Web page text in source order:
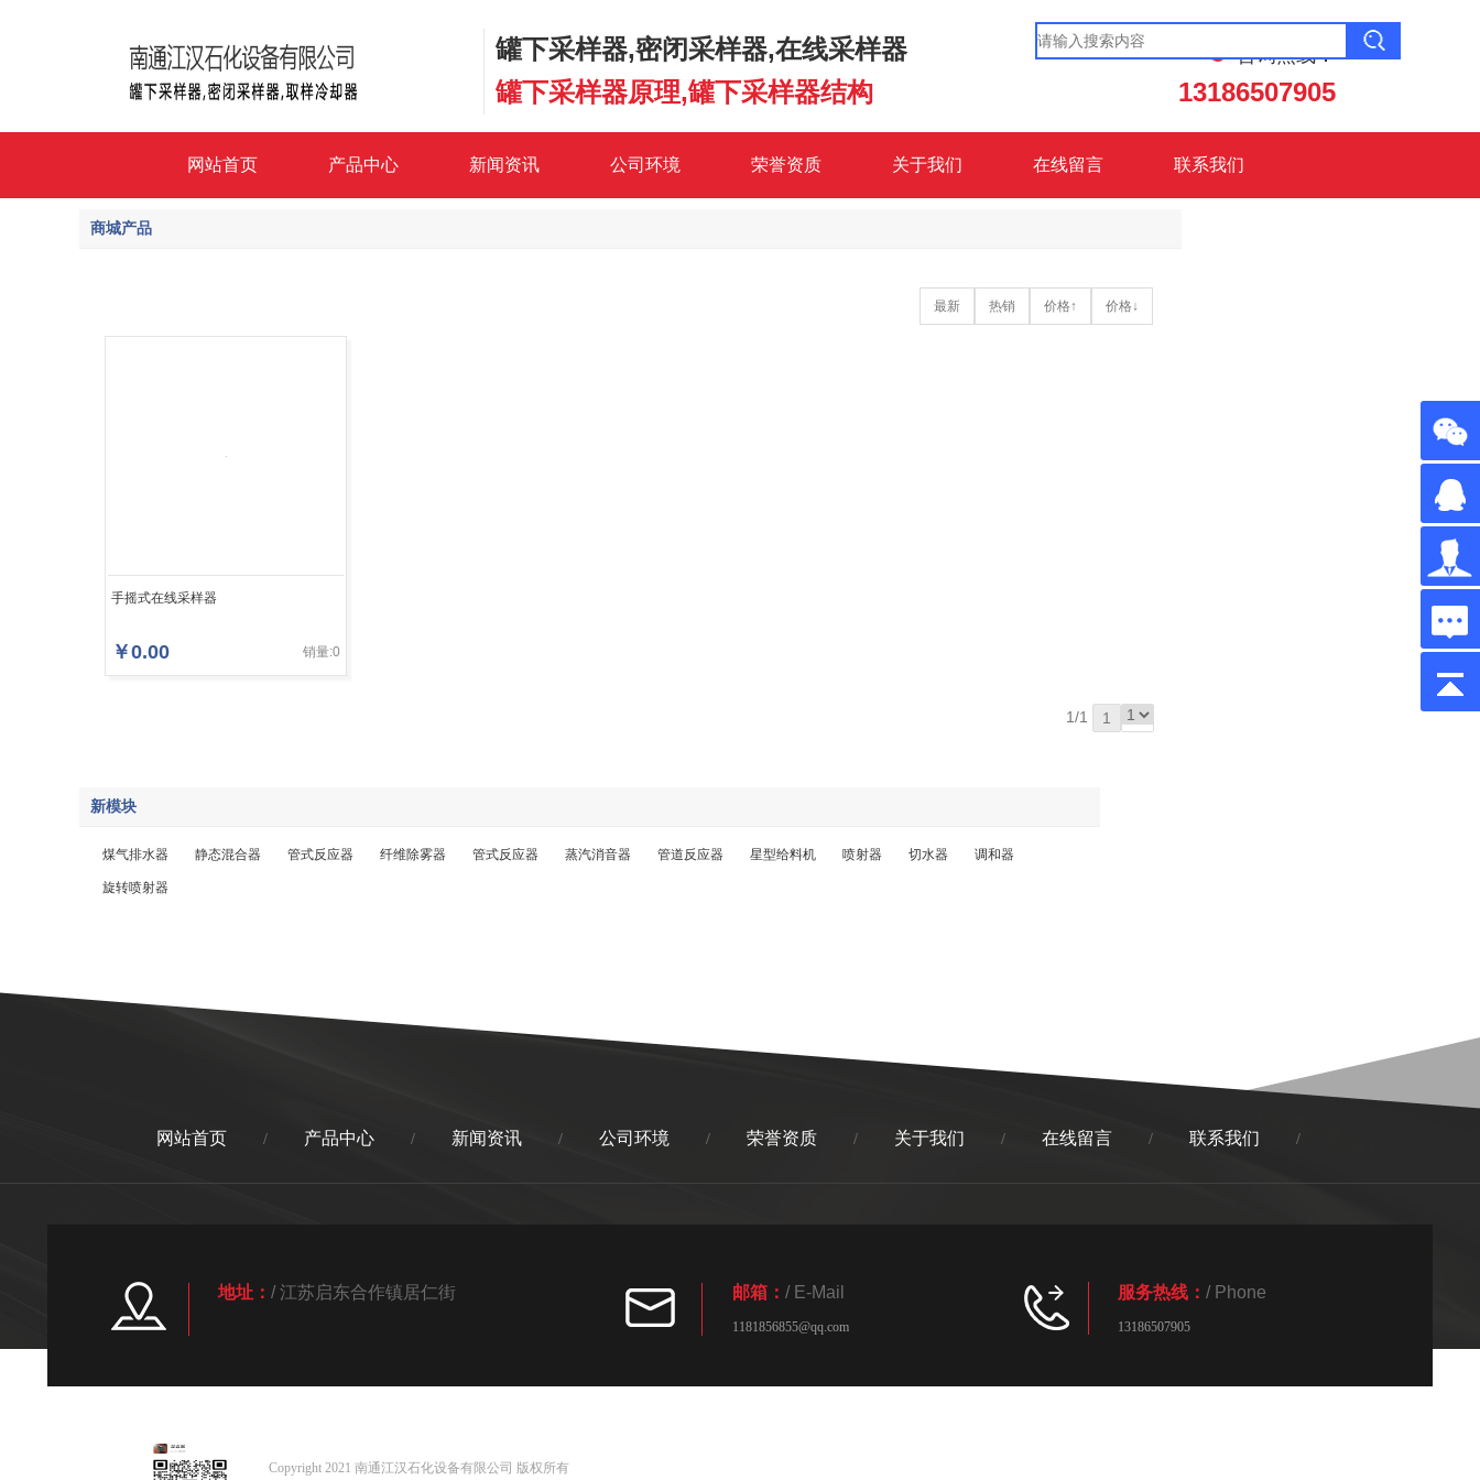
罐下采样器,密闭采样器,在线采样器 咨询热线：
罐下采样器原理,罐下采样器结构 13186507905
网站首页 产品中心 新闻资讯 公司环境 荣誉资质 关于我们 在线留言 联系我们
商城产品
最新 热销 价格↑ 价格↓
手摇式在线采样器
￥0.00 销量:0
1/1 1
新模块
煤气排水器 静态混合器 管式反应器 纤维除雾器 管式反应器 蒸汽消音器 管道反应器 星型给料机 喷射器 切水器 调和器
旋转喷射器
网站首页 / 产品中心 / 新闻资讯 / 公司环境 / 荣誉资质 / 关于我们 / 在线留言 / 联系我们 /
地址： / 江苏启东合作镇居仁街 邮箱： / E-Mail
1181856855@qq.com
服务热线： / Phone
13186507905
Copyright 2021 南通江汉石化设备有限公司 版权所有